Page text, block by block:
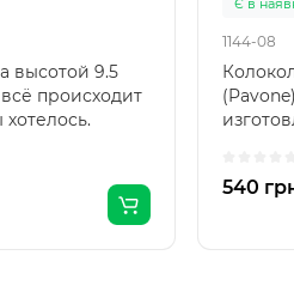
высотой 9.5
происходит
хотелось.
Є в
1144-08
540